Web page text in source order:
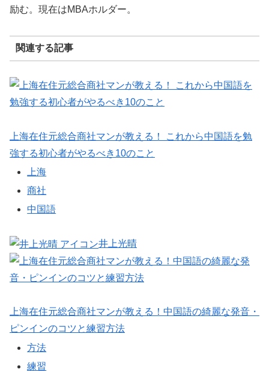
励む。現在はMBAホルダー。
関連する記事
上海在住元総合商社マンが教える！ これから中国語を勉
強する初心者がやるべき10のこと
上海
商社
中国語
井上光晴
上海在住元総合商社マンが教える！中国語の綺麗な発音・
ピンインのコツと練習方法
方法
練習